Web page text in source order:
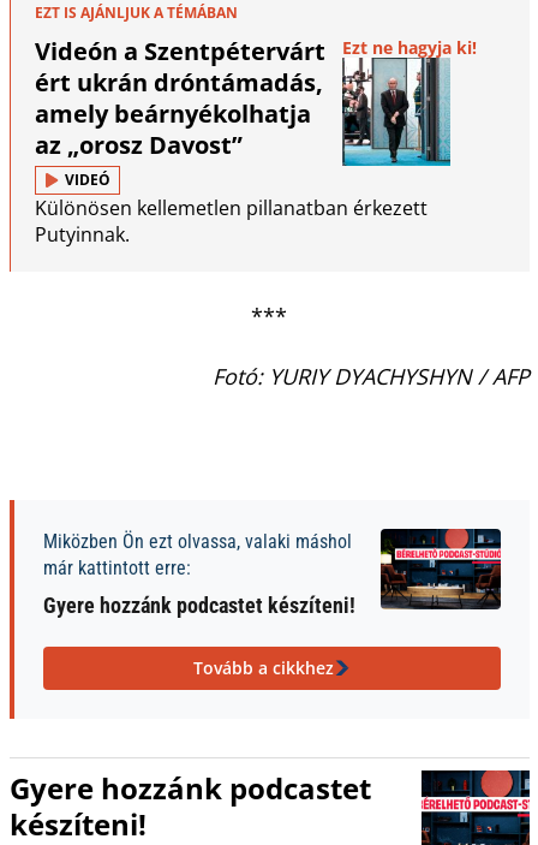
EZT IS AJÁNLJUK A TÉMÁBAN
Videón a Szentpétervárt
ért ukrán dróntámadás,
amely beárnyékolhatja
az „orosz Davost”
Ezt ne hagyja ki!
VIDEÓ
Különösen kellemetlen pillanatban érkezett
Putyinnak.
***
Fotó: YURIY DYACHYSHYN / AFP
Miközben Ön ezt olvassa, valaki máshol
már kattintott erre:
Gyere hozzánk podcastet készíteni!
Tovább a cikkhez
Gyere hozzánk podcastet
készíteni!